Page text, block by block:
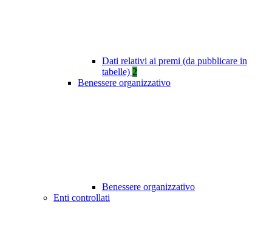
Dati relativi ai premi (da pubblicare in
tabelle) 2
Benessere organizzativo
Benessere organizzativo
Enti controllati